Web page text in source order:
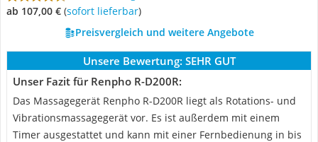
ab 107,00 € ( Sofort lieferbar)
Preisvergleich und weitere Angebote
Unsere Bewertung: SEHR GUT
Unser Fazit für Renpho R-D200R:
Das Massagegerät Renpho R-D200R liegt als Rotations- und
Vibrationsmassagegerät vor. Es ist außerdem mit einem
Timer ausgestattet und kann mit einer Fernbedienung in bis